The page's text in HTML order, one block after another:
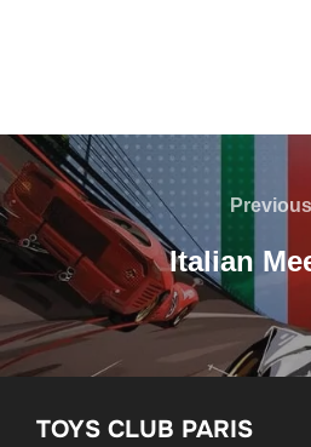
Navigation
de
l’article
Previous
Italian
TOYS CLUB PARIS